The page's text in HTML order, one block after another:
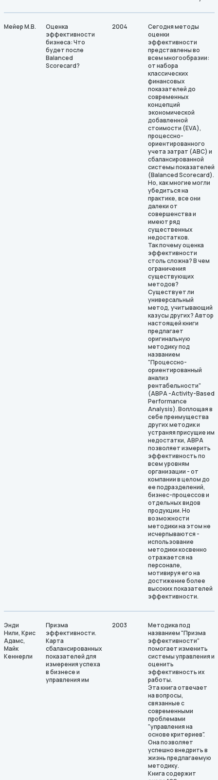
Мейер М.В.
Оценка
эффективности
бизнеса: Что
будет после
Balanced
Scorecard?
2004
Сегодня методы
оценки
эффективности
представлены во
всем многообразии:
от набора
классических
финансовых
показателей до
современных
концепций
экономической
добавленной
стоимости (EVA),
процессно-
ориентированного
учета затрат (ABC) и
сбалансированной
системы показателей
(Balanced Scorecard).
Но, как многие могли
убедиться на
практике, все они
далеки от
совершенства и
имеют ряд
существенных
недостатков.
Так почему оценка
эффективности
столь сложна? В чем
ограничения
существующих
методов?
Существует ли
универсальный
метод, учитывающий
казусы других? Автор
настоящей книги
предлагает
оригинальную
методику под
названием
"Процессно-
ориентированный
анализ
рентабельности"
(АВРА -Activity-Based
Performance
Analysis). Воплощая в
себе преимущества
других методик и
устраняя присущие им
недостатки, АВРА
позволяет измерить
эффективность по
всем уровням
организации - от
компании в целом до
ее подразделений,
бизнес-процессов и
отдельных видов
продукции. Но
возможности
методики на этом не
исчерпываются -
использование
методики косвенно
отражается на
персонале,
мотивируя его на
достижение более
высоких показателей
эффективности.
Энди
Нили, Крис
Адамс,
Майк
Кеннерли
Призма
эффективности.
Карта
сбалансированных
показателей для
измерения успеха
в бизнесе и
управления им
2003
Методика под
названием "Призма
эффективности"
помогает изменить
системы управления и
оценить
эффективность их
работы.
Эта книга отвечает
на вопросы,
связанные с
современными
проблемами
"управления на
основе критериев".
Она позволяет
успешно внедрить в
жизнь предлагаемую
методику.
Книга содержит